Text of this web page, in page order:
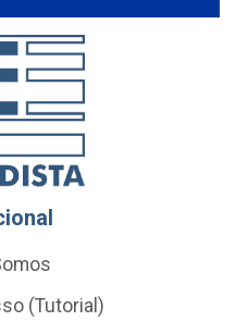
(Tutorial)